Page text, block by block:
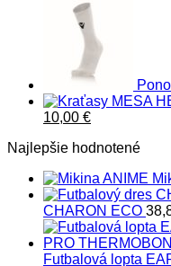
Pôvodná
bola:
10,00 €Aktuálna
je:
Najlepšie hodnotené
CHARON ECO
Futbalová lopta